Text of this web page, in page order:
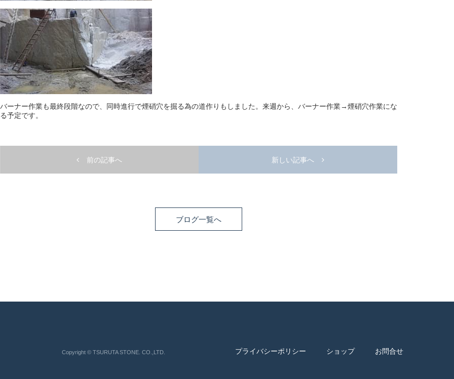
バーナー作業も最終段階なので、同時進行で煙硝穴を掘る為の道作りもしました。来週から、バーナー作業→煙硝穴作業にな
る予定です。
前の記事へ 新しい記事へ
ブログ一覧へ
プライバシーポリシー ショップ お問合せ
Copyright © TSURUTA STONE. CO.,LTD.